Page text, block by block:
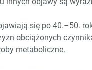
się po 40.–50.
obciążonych
metaboliczne.